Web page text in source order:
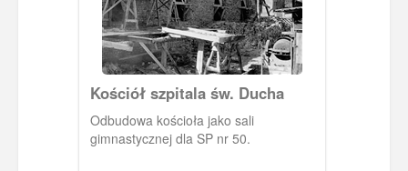
Kościół szpitala św. Ducha
Odbudowa kościoła jako sali
gimnastycznej dla SP nr 50.